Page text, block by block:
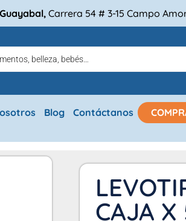
Carrera 54 # 3-15 Campo
Blog Contáctanos
CAJA X